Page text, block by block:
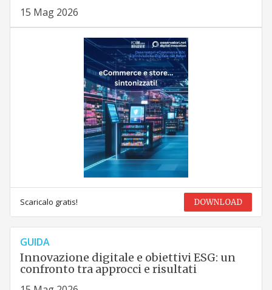
15 Mag 2026
Scaricalo gratis! DOWNLOAD
GUIDA
Innovazione digitale e obiettivi ESG: un
confronto tra approcci e risultati